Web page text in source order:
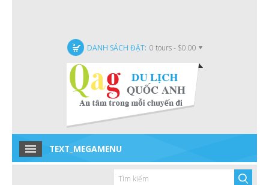
DANH SÁCH ĐẶT: 0 tours - $0.00
TEXT_MEGAMENU